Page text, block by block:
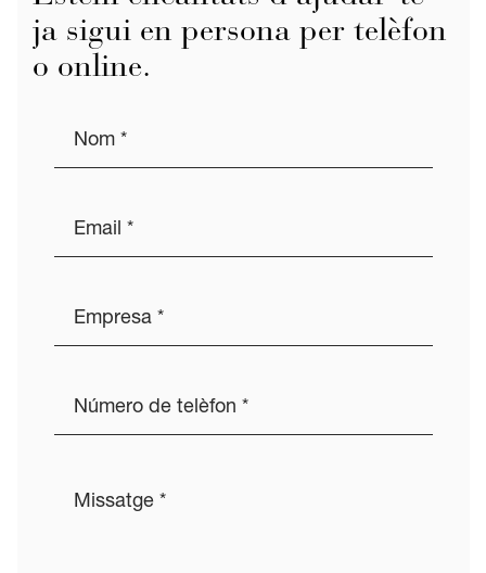
ja sigui en persona per telèfon
o online.